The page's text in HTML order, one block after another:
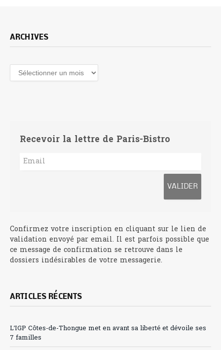
ARCHIVES
Archives
Recevoir la lettre de Paris-Bistro
Confirmez votre inscription en cliquant sur le lien de
validation envoyé par email. Il est parfois possible que
ce message de confirmation se retrouve dans le
dossiers indésirables de votre messagerie.
ARTICLES RÉCENTS
L’IGP Côtes-de-Thongue met en avant sa liberté et dévoile ses
7 familles